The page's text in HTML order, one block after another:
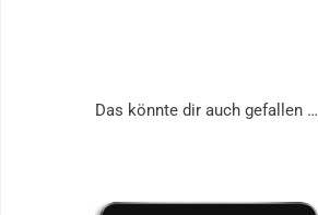
Das könnte dir auch gefallen …